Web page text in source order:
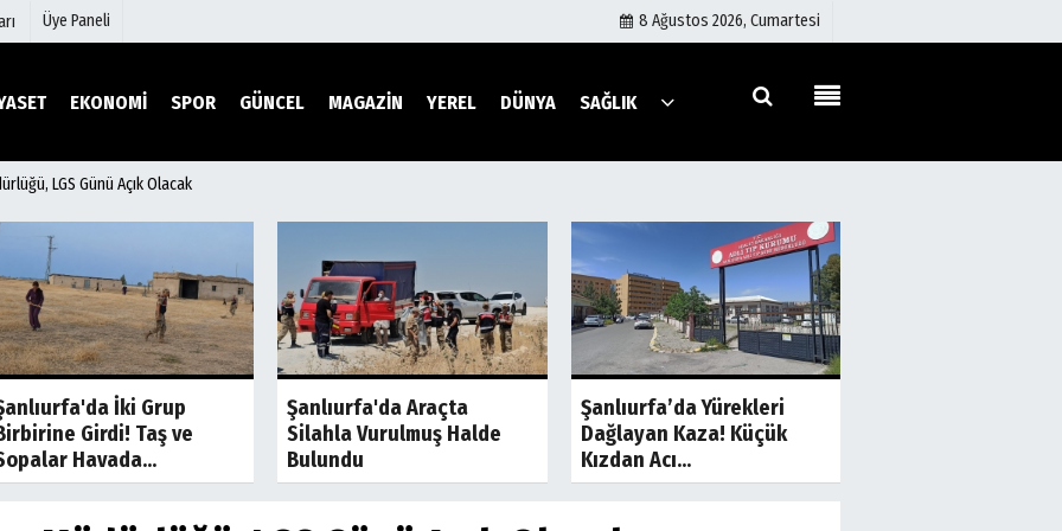
Üye Paneli 8 Ağustos 2026, Cumartesi
EKONOMİ SPOR GÜNCEL MAGAZİN YEREL DÜNYA SAĞLIK
Video Galeri
Foto Galeri
Etkinlikler
İletişim
Çerez Politikası
Gizlilik İlkeleri
LGS Günü Açık Olacak
Son Dakika
İki Grup
Girdi! Taş ve
Havada...
Son Dakika
Şanlıurfa'da Araçta
Silahla Vurulmuş Halde
Bulundu
Son Dakika
Şanlıurfa’da Yürekleri
Dağlayan Kaza! Küçük
Kızdan Acı...